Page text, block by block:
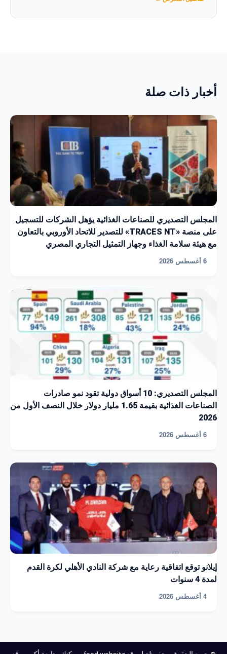
أخبار ذات صلة
المجلس التصديري للصناعات الغذائية يؤهل الشركات للتسجيل
على منصة «TRACES NT» للتصدير للاتحاد الأوروبي بالتعاون
مع هيئة سلامة الغذاء وجهاز التمثيل التجاري المصري
6 أغسطس 2026
المجلس التصديري: 10 أسواق دولية تقود نمو صادرات
الصناعات الغذائية بقيمة 1.65 مليار دولار خلال النصف الأول من
2026
6 أغسطس 2026
إيلانو توقع اتفاقية رعاية مع شركة النادي الأهلي لكرة القدم
لمدة 4 سنوات
4 أغسطس 2026